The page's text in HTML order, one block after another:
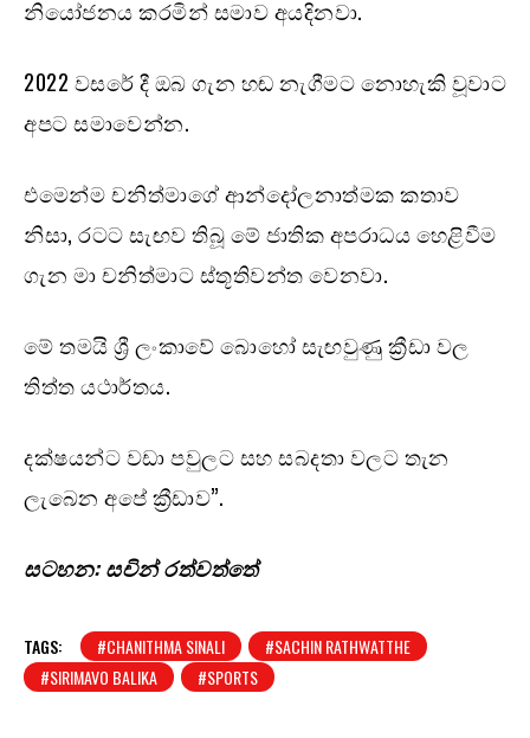
නියෝජනය කරමින් සමාව අයදිනවා.
2022 වසරේ දී ඔබ ගැන හඬ නැගීමට නොහැකි වූවාට
අපට සමාවෙන්න.
එමෙන්ම චනිත්මාගේ ආන්දෝලනාත්මක කතාව
නිසා, රටට සැඟව තිබූ මේ ජාතික අපරාධය හෙළිවීම
ගැන මා චනිත්මාට ස්තූතිවන්ත වෙනවා.
මේ තමයි ශ්‍රී ලංකාවේ බොහෝ සැඟවුණු ක්‍රීඩා වල
තිත්ත යථාර්තය.
දක්ෂයන්ට වඩා පවුලට සහ සබදතා වලට තැන
ලැබෙන අපේ ක්‍රීඩාව”.
සටහන: සචින් රත්වත්තේ
TAGS: #CHANITHMA SINALI
#SACHIN RATHWATTHE
#SIRIMAVO BALIKA
#SPORTS